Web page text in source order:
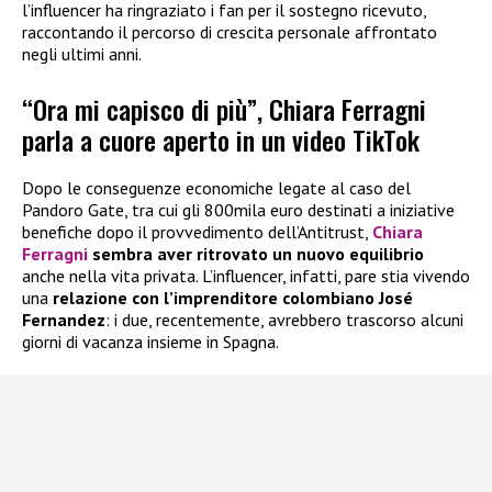
l’influencer ha ringraziato i fan per il sostegno ricevuto,
raccontando il percorso di crescita personale affrontato
negli ultimi anni.
“Ora mi capisco di più”, Chiara Ferragni
parla a cuore aperto in un video TikTok
Dopo le conseguenze economiche legate al caso del
Pandoro Gate, tra cui gli 800mila euro destinati a iniziative
benefiche dopo il provvedimento dell’Antitrust, Chiara
Ferragni sembra aver ritrovato un nuovo equilibrio
anche nella vita privata. L’influencer, infatti, pare stia vivendo
una relazione con l’imprenditore colombiano José
Fernandez: i due, recentemente, avrebbero trascorso alcuni
giorni di vacanza insieme in Spagna.